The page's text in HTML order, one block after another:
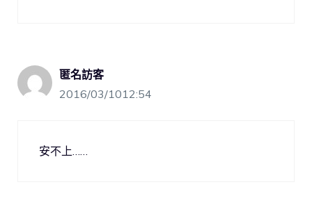
匿名訪客
2016/03/1012:54
安不上……